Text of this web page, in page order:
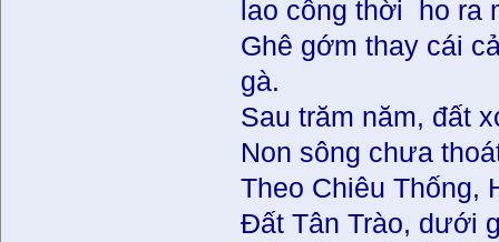
lao công thời ho ra
Ghê gớm thay cái
gà.
Sau trăm năm, đất
Non sông chưa
Theo Chiêu Thống,
Đất Tân Trào, dưới